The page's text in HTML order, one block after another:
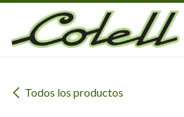
Ir al contenido
Todos los productos